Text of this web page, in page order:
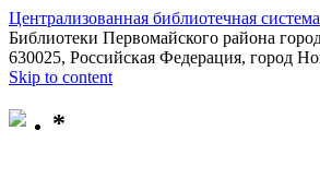
Централизованная библиотечная система
Библиотеки Первомайского района
630025, Российская Федерация, город
Skip to content
*